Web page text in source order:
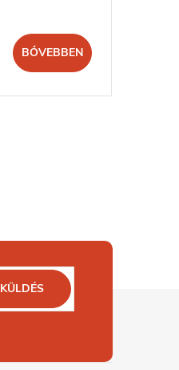
BŐVEBBEN
KÜLDÉS